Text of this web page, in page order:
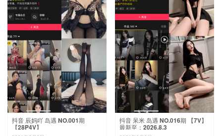
抖音 辰妈吖 岛遇 NO.001期
【28P4V】

抖音 呆米 岛遇 NO.016期 【7V】
最新至：2026.8.3